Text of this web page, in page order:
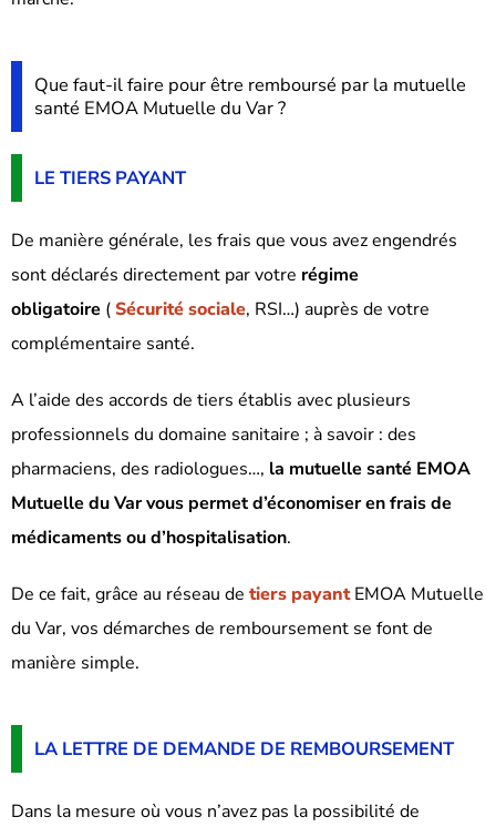
Que faut-il faire pour être remboursé par la mutuelle
santé EMOA Mutuelle du Var ?
LE TIERS PAYANT
De manière générale, les frais que vous avez engendrés
sont déclarés directement par votre régime
obligatoire (Sécurité sociale, RSI…) auprès de votre
complémentaire santé.
A l’aide des accords de tiers établis avec plusieurs
professionnels du domaine sanitaire ; à savoir : des
pharmaciens, des radiologues…, la mutuelle santé EMOA
Mutuelle du Varvous permet d’économiser en frais de
médicaments ou d’hospitalisation.
De ce fait, grâce au réseau de tiers payantEMOA Mutuelle
du Var, vos démarches de remboursement se font de
manière simple.
LA LETTRE DE DEMANDE DE REMBOURSEMENT
Dans la mesure où vous n’avez pas la possibilité de